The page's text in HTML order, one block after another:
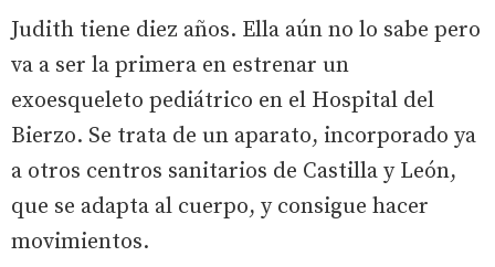
Judith tiene diez años. Ella aún no lo sabe pero
va a ser la primera en estrenar un
exoesqueleto pediátrico en el Hospital del
Bierzo. Se trata de un aparato, incorporado ya
a otros centros sanitarios de Castilla y León,
que se adapta al cuerpo, y consigue hacer
movimientos.